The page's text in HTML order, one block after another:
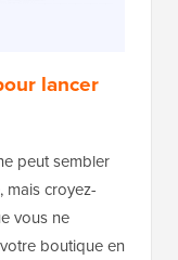
lancer
peut sembler
mais croyez-
vous ne
boutique en